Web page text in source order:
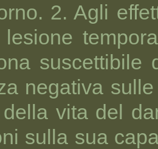
2. Agli
suscettibile
negativa
vita del
sulla sua